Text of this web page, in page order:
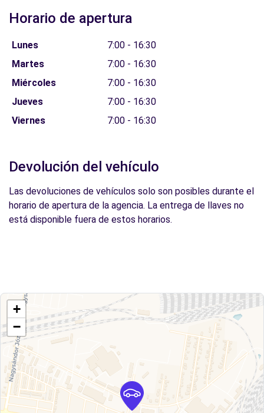
Horario de apertura
Lunes
7:00 - 16:30
Martes
7:00 - 16:30
Miércoles
7:00 - 16:30
Jueves
7:00 - 16:30
Viernes
7:00 - 16:30
Devolución del vehículo
Las devoluciones de vehículos solo son posibles durante el
horario de apertura de la agencia. La entrega de llaves no
está disponible fuera de estos horarios.
+
−